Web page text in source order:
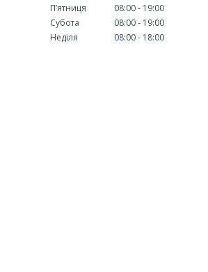
Пʼятниця
08:00
19:00
Субота
08:00
19:00
Неділя
08:00 18:00